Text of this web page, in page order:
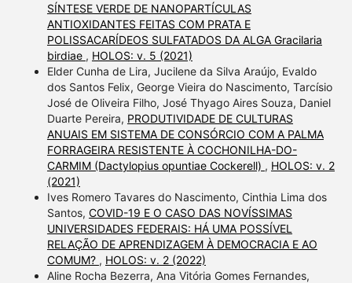
SÍNTESE VERDE DE NANOPARTÍCULAS
ANTIOXIDANTES FEITAS COM PRATA E
POLISSACARÍDEOS SULFATADOS DA ALGA Gracilaria
birdiae , HOLOS: v. 5 (2021)
Elder Cunha de Lira, Jucilene da Silva Araújo, Evaldo
dos Santos Felix, George Vieira do Nascimento, Tarcísio
José de Oliveira Filho, José Thyago Aires Souza, Daniel
Duarte Pereira, PRODUTIVIDADE DE CULTURAS
ANUAIS EM SISTEMA DE CONSÓRCIO COM A PALMA
FORRAGEIRA RESISTENTE À COCHONILHA-DO-
CARMIM (Dactylopius opuntiae Cockerell) , HOLOS: v. 2
(2021)
Ives Romero Tavares do Nascimento, Cinthia Lima dos
Santos, COVID-19 E O CASO DAS NOVÍSSIMAS
UNIVERSIDADES FEDERAIS: HÁ UMA POSSÍVEL
RELAÇÃO DE APRENDIZAGEM À DEMOCRACIA E AO
COMUM? , HOLOS: v. 2 (2022)
Aline Rocha Bezerra, Ana Vitória Gomes Fernandes,